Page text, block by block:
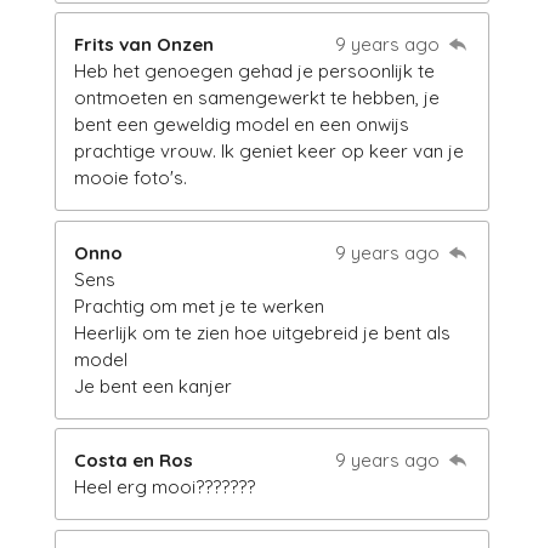
Frits van Onzen
9 years ago
Heb het genoegen gehad je persoonlijk te
ontmoeten en samengewerkt te hebben, je
bent een geweldig model en een onwijs
prachtige vrouw. Ik geniet keer op keer van je
mooie foto's.
Onno
9 years ago
Sens
Prachtig om met je te werken
Heerlijk om te zien hoe uitgebreid je bent als
model
Je bent een kanjer
Costa en Ros
9 years ago
Heel erg mooi???????